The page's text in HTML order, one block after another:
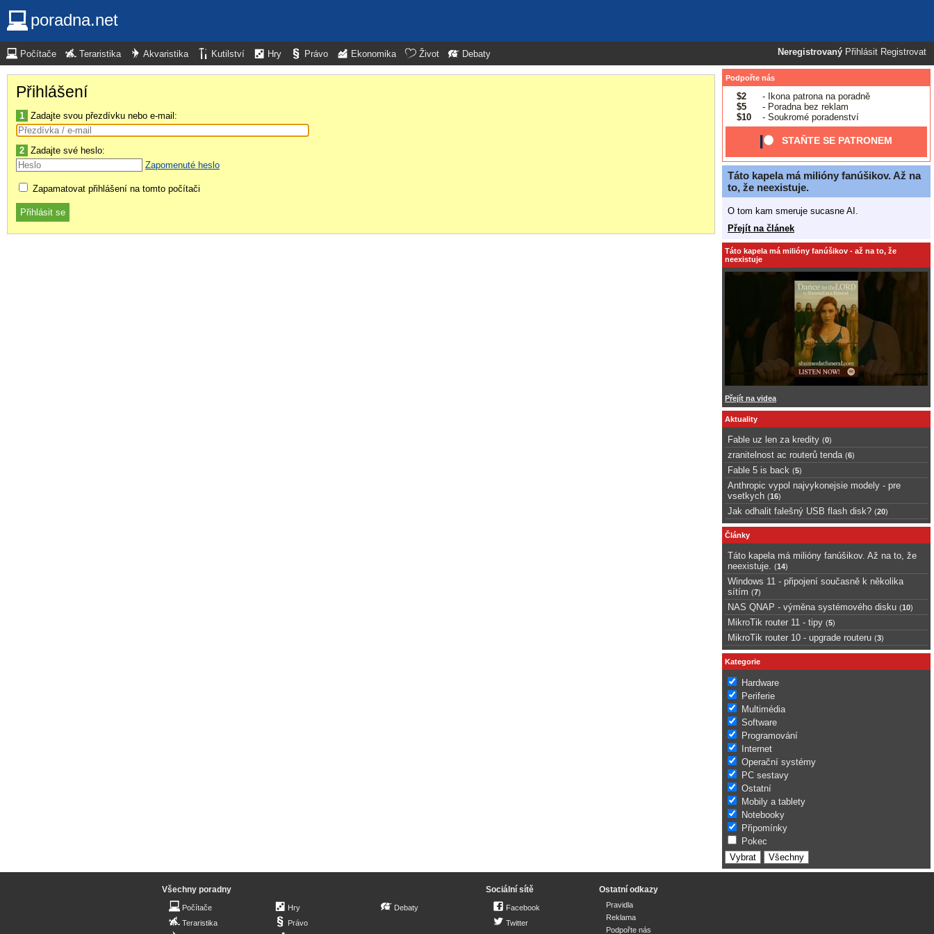
poradna.net
Neregistrovaný Přihlásit Registrovat
Počítače Teraristika Akvaristika Kutilství Hry Právo Ekonomika Život Debaty
Přihlášení
1 Zadajte svou přezdívku nebo e-mail:
2 Zadajte své heslo:
Zapomenuté heslo
Zapamatovat přihlášení na tomto počítači
Podpořte nás
$2
- Ikona patrona na poradně
$5
- Poradna bez reklam
$10
- Soukromé poradenství
STAŇTE SE PATRONEM
Táto kapela má milióny fanúšikov. Až na
to, že neexistuje.
O tom kam smeruje sucasne AI.
Přejít na článek
Táto kapela má milióny fanúšikov - až na to, že
neexistuje
Přejít na videa
Aktuality
Fable uz len za kredity (0)
zranitelnost ac routerů tenda (6)
Fable 5 is back (5)
Anthropic vypol najvykonejsie modely - pre
vsetkych (16)
Jak odhalit falešný USB flash disk? (20)
Články
Táto kapela má milióny fanúšikov. Až na to, že
neexistuje.
(14)
Windows 11 - připojení současně k několika
sítím (7)
NAS QNAP - výměna systémového disku (10)
MikroTik router 11 - tipy (5)
MikroTik router 10 - upgrade routeru (3)
Kategorie
Hardware
Periferie
Multimédia
Software
Programování
Internet
Operační systémy
PC sestavy
Ostatní
Mobily a tablety
Notebooky
Připomínky
Pokec
Všechny poradny
Počítače
Teraristika
Hry
Právo
Debaty
Sociální sítě
Facebook
Twitter
Ostatní odkazy
Pravidla
Reklama
Podpořte nás